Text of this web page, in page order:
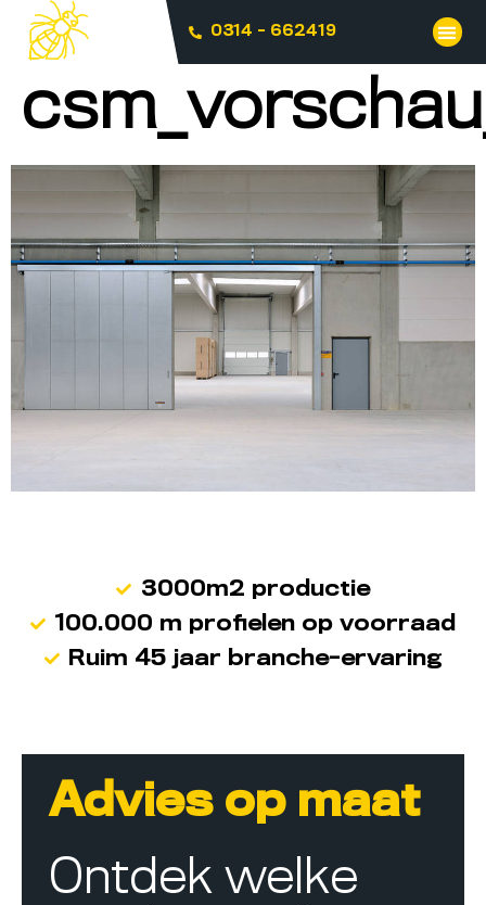
0314 - 662419
3000m2 productie
100.000 m profielen op voorraad
Ruim 45 jaar branche-ervaring
Advies op maat
Ontdek welke